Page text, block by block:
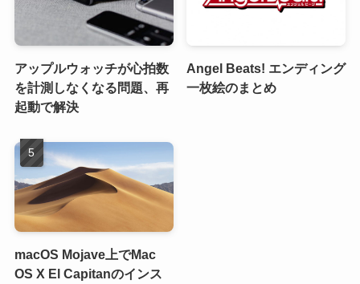
アップルウォッチが心拍数
を計測しなくなる問題、再
起動で解決
Angel Beats! エンディング
一枚絵のまとめ
macOS Mojave上でMac
OS X El Capitanのインス